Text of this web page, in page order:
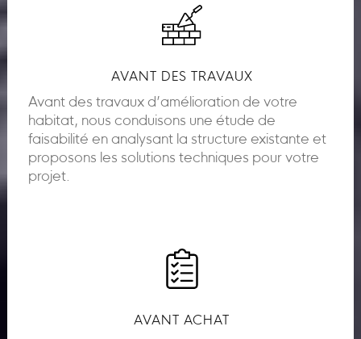
AVANT DES TRAVAUX
Avant des travaux d’amélioration de votre
habitat, nous conduisons une étude de
faisabilité en analysant la structure existante et
proposons les solutions techniques pour votre
projet.
AVANT ACHAT